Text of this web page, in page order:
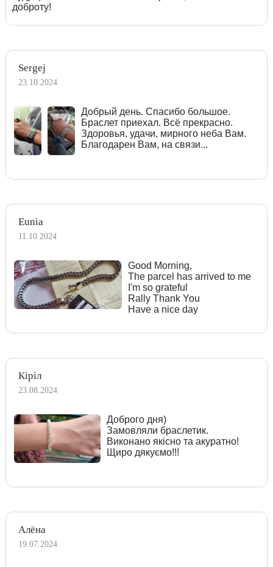
доброту!
Sergej
23.10.2024
Добрый день. Спасибо большое.
Браслет приехал. Всё прекрасно.
Здоровья, удачи, мирного неба Вам.
Благодарен Вам, на связи...
Eunia
11.10.2024
Good Morning,
The parcel has arrived to me
I'm so grateful
Rally Thank You
Have a nice day
Кіріл
23.08.2024
Доброго дня)
Замовляли браслетик.
Виконано якісно та акуратно!
Щиро дякуємо!!!
Алёна
19.07.2024